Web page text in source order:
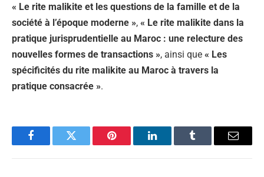
« Le rite malikite et les questions de la famille et de la
société à l’époque moderne », « Le rite malikite dans la
pratique jurisprudentielle au Maroc : une relecture des
nouvelles formes de transactions », ainsi que « Les
spécificités du rite malikite au Maroc à travers la
pratique consacrée ».
FacebookTwitter Pinterest LinkedInTumblr Email